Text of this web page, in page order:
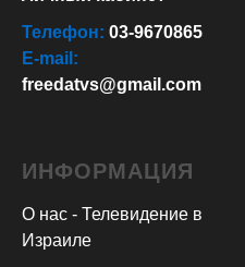
Телефон: 03-9670865
E-mail:
freedatvs@gmail.com
ИНФОРМАЦИЯ
О нас - Телевидение в
Израиле